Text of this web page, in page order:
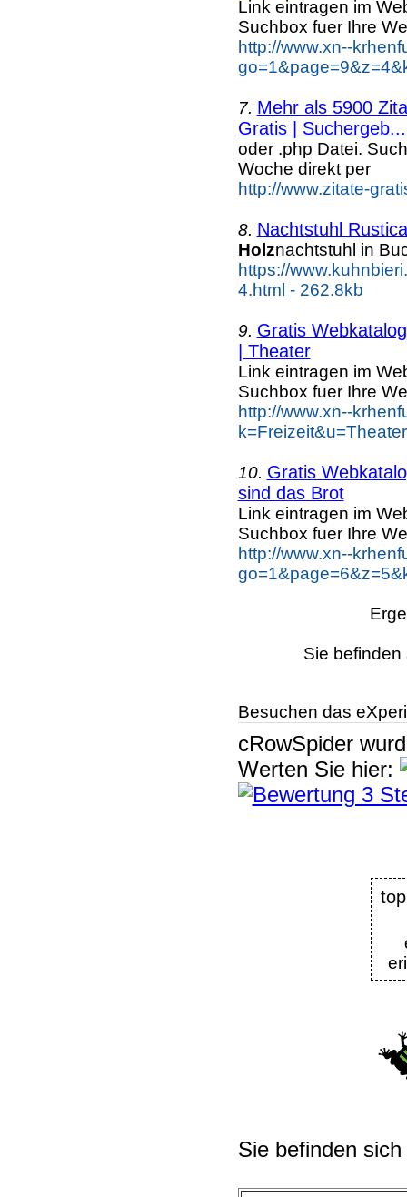
Link eintragen im
Suchbox fuer Ihre
http://www.xn--
7. Mehr als 5900
Gratis | Suchergeb...
oder .php Datei.
Woche direkt per
http://www.zitate-
8. Nachtstuhl
Holznachtstuhl in
https://
4.html - 262.8kb
9. Gratis
| Theater
Link eintragen im
Suchbox fuer Ihre
http://www.xn--
10. Gratis
sind das Brot
Link eintragen im
Suchbox fuer Ihre
http://www.xn--
Sie
Besuchen das
cRowSpider
Werten Sie hier:
Sie befinden